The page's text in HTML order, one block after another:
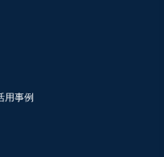
用事例